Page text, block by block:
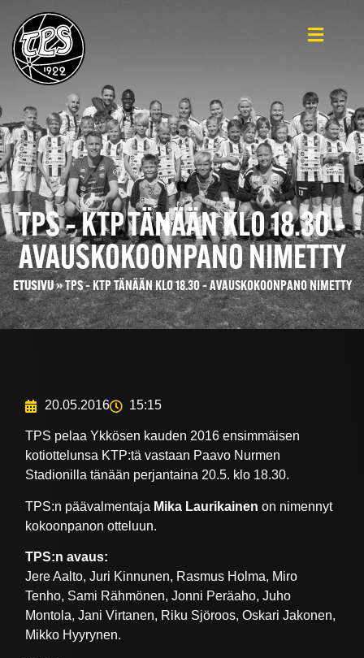
TPS – KTP TÄNÄÄN KLO 18.30 –
AVAUSKOKOONPANO NIMETTY
ETUSIVU»TPS – KTP TÄNÄÄN KLO 18.30 – AVAUSKOKOONPANO NIMETTY
20.05.2016 15:15
TPS pelaa Ykkösen kauden 2016 ensimmäisen
kotiottelunsa KTP:tä vastaan Paavo Nurmen
Stadionilla tänään perjantaina 20.5. klo 18.30.
TPS:n päävalmentaja Mika Laurikainen on nimennyt
kokoonpanon otteluun.
TPS:n avaus:
Jere Aalto, Juri Kinnunen, Rasmus Holma, Miro
Tenho, Sami Rähmönen, Jonni Peräaho, Juho
Montola, Jani Virtanen, Riku Sjöroos, Oskari Jakonen,
Mikko Hyyrynen.